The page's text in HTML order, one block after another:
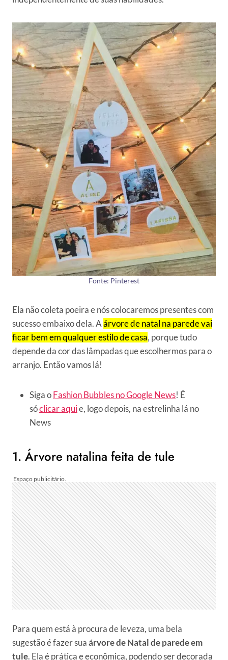
Fonte: Pinterest
Ela não coleta poeira e nós colocaremos presentes com
sucesso embaixo dela. Aárvore de natal na parede vai
ficar bem em qualquer estilo de casa, porque tudo
depende da cor das lâmpadas que escolhermos para o
arranjo. Então vamos lá!
Siga oFashion Bubbles no Google News! É
sóclicar aquie, logo depois, na estrelinha lá no
News
1. Árvore natalina feita de tule
Para quem está à procura de leveza, uma bela
sugestão é fazer suaárvore de Natal de parede em
tule. Ela é prática e econômica, podendo ser decorada